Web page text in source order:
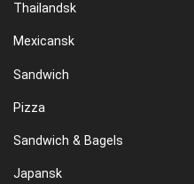
Thailandsk
Mexicansk
Sandwich
Pizza
Sandwich & Bagels
Japansk